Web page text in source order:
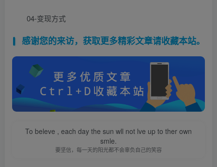
04-变现方式
感谢您的来访，获取更多精彩文章请收藏本站。
To beleve , each day the sun wll not lve up to ther own
smle.
要坚信，每一天的阳光都不会辜负自己的笑容